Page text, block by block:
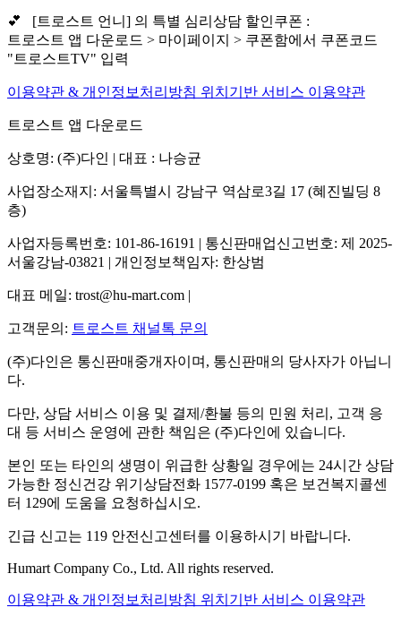
💕 [트로스트 언니] 의 특별 심리상담 할인쿠폰 :
트로스트 앱 다운로드 > 마이페이지 > 쿠폰함에서 쿠폰코드
"트로스트TV" 입력
이용약관 & 개인정보처리방침 위치기반 서비스 이용약관
트로스트 앱 다운로드
상호명: (주)다인 | 대표 : 나승균
사업장소재지: 서울특별시 강남구 역삼로3길 17 (혜진빌딩 8
층)
사업자등록번호: 101-86-16191 | 통신판매업신고번호: 제 2025-
서울강남-03821 | 개인정보책임자: 한상범
대표 메일: trost@hu-mart.com |
고객문의: 트로스트 채널톡 문의
(주)다인은 통신판매중개자이며, 통신판매의 당사자가 아닙니
다.
다만, 상담 서비스 이용 및 결제/환불 등의 민원 처리, 고객 응
대 등 서비스 운영에 관한 책임은 (주)다인에 있습니다.
본인 또는 타인의 생명이 위급한 상황일 경우에는 24시간 상담
가능한 정신건강 위기상담전화 1577-0199 혹은 보건복지콜센
터 129에 도움을 요청하십시오.
긴급 신고는 119 안전신고센터를 이용하시기 바랍니다.
Humart Company Co., Ltd. All rights reserved.
이용약관 & 개인정보처리방침 위치기반 서비스 이용약관